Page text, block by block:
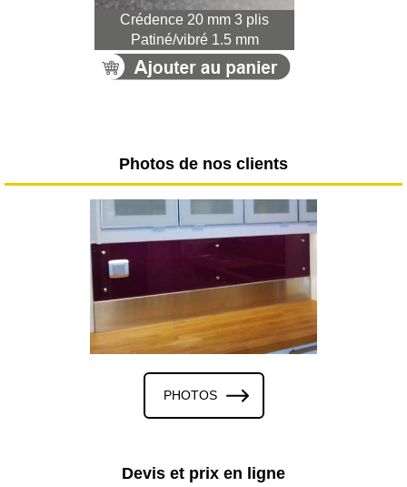
Crédence 20 mm 3 plis
Patiné/vibré 1.5 mm
Photos de nos clients
PHOTOS
Devis et prix en ligne